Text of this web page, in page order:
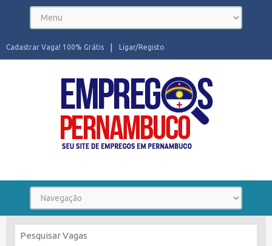
Ligar/Registo
Cadastrar Vaga! 100% Grátis